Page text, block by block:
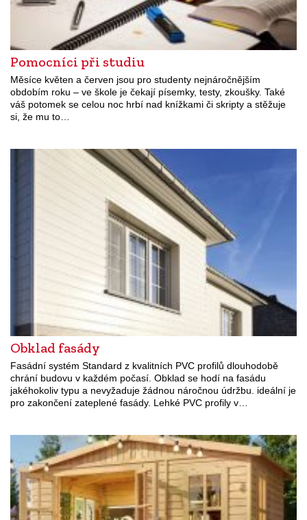
Pomocníci při studiu
Měsíce květen a červen jsou pro studenty nejnáročnějším
obdobím roku – ve škole je čekají písemky, testy, zkoušky. Také
váš potomek se celou noc hrbí nad knížkami či skripty a stěžuje
si, že mu to…
Obklad fasády
Fasádní systém Standard z kvalitních PVC profilů dlouhodobě
chrání budovu v každém počasí. Obklad se hodí na fasádu
jakéhokoliv typu a nevyžaduje žádnou náročnou údržbu. ideální je
pro zakončení zateplené fasády. Lehké PVC profily v…